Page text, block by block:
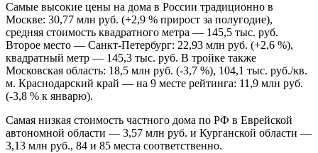
Самые высокие цены на дома в России традиционно в
Москве: 30,77 млн руб. (+2,9 % прирост за полугодие),
средняя стоимость квадратного метра — 145,5 тыс. руб.
Второе место — Санкт-Петербург: 22,93 млн руб. (+2,6 %),
квадратный метр — 145,3 тыс. руб. В тройке также
Московская область: 18,5 млн руб. (-3,7 %), 104,1 тыс. руб./кв.
м. Краснодарский край — на 9 месте рейтинга: 11,9 млн руб.
(-3,8 % к январю).
Самая низкая стоимость частного дома по РФ в Еврейской
автономной области — 3,57 млн руб. и Курганской области —
3,13 млн руб., 84 и 85 места соответственно.